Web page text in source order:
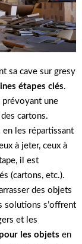
sa cave sur gresy
étapes clés.
prévoyant une
cartons.
en les répartissant
à jeter, ceux à
il est
(cartons, etc.).
des objets
solutions s’offrent
et les
pour les objets en